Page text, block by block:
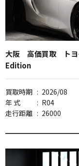
大阪 高価買取 トヨ
Edition
買取時期 : 2026/08
年 式
: R04
走行距離 : 26000